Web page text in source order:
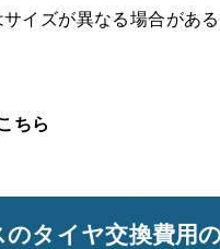
イズが異なる場合があ
ちら
タイヤ交換費用